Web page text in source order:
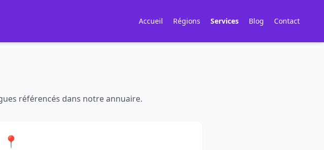
Accueil Régions Services Blog Contact
référencés dans notre annuaire.
📍